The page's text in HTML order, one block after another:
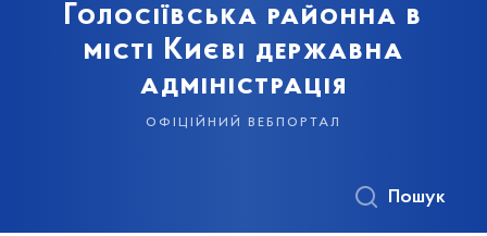
Голосіївська районна в
місті Києві державна
адміністрація
офіційний вебпортал
Пошук